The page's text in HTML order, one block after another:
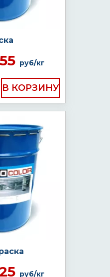
руб/кг
руб/кг